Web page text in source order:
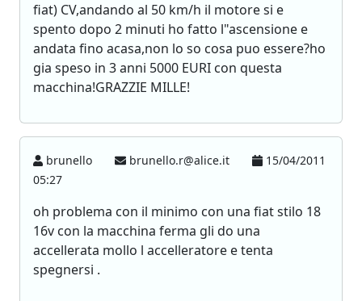
fiat) CV,andando al 50 km/h il motore si e
spento dopo 2 minuti ho fatto l"ascensione e
andata fino acasa,non lo so cosa puo essere?ho
gia speso in 3 anni 5000 EURI con questa
macchina!GRAZZIE MILLE!
brunello brunello.r@alice.it
15/04/2011
05:27
oh problema con il minimo con una fiat stilo 18
16v con la macchina ferma gli do una
accellerata mollo l accelleratore e tenta
spegnersi .